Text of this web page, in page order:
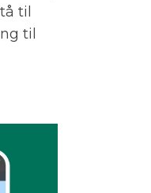
til
til